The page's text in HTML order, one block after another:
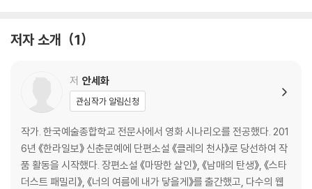
저자 소개 1
저 안세화
관심작가 알림신청
작가. 한국예술종합학교 전문사에서 영화 시나리오를 전공했다. 201
6년 《한라일보》 신춘문예에 단편소설 《클레의 천사》로 당선하여 작
품 활동을 시작했다. 장편소설 《마땅한 살인》, 《남매의 탄생》, 《스타
더스트 패밀리》, 《너의 여름에 내가 닿을게》를 출간했고, 다수의 웹